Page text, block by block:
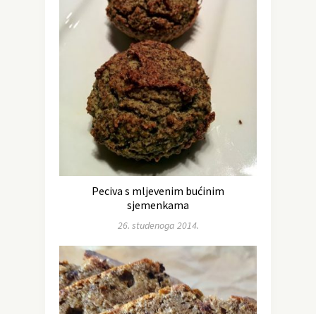
Peciva s mljevenim bućinim
sjemenkama
26. studenoga 2014.